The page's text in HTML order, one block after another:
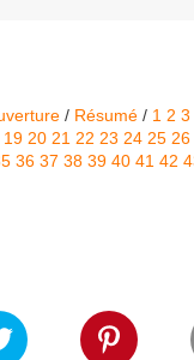
/ Résumé / 1 2 3
19 20 21 22 23 24 25 26
36 37 38 39 40 41 42